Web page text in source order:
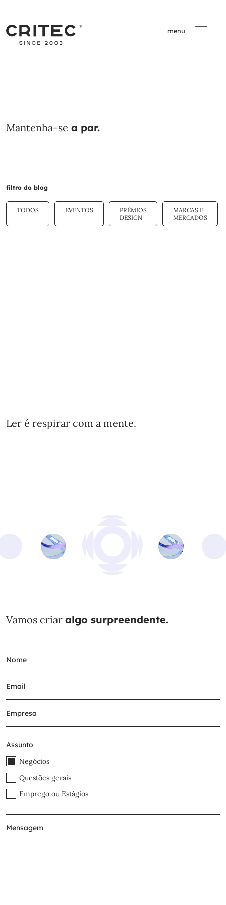
menu
Mantenha-se a par.
filtro do blog
TODOS EVENTOS
PRÉMIOS
DESIGN
MARCAS E
MERCADOS
Ler é respirar com a mente.
Vamos criar algo surpreendente.
Assunto
Negócios
Questões gerais
Emprego ou Estágios